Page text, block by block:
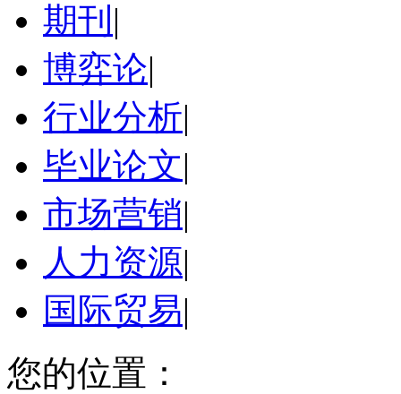
期刊 |
博弈论|
行业分析|
毕业论文|
市场营销|
人力资源|
国际贸易|
您的位置：